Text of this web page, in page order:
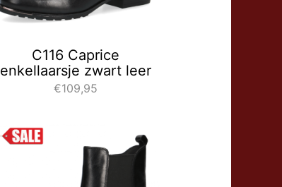
C116 Caprice
enkellaarsje zwart leer
€109,95